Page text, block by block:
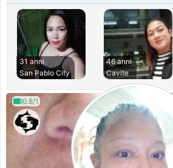
31 anni
San Pablo City
46 anni
Cavite
0.8/1